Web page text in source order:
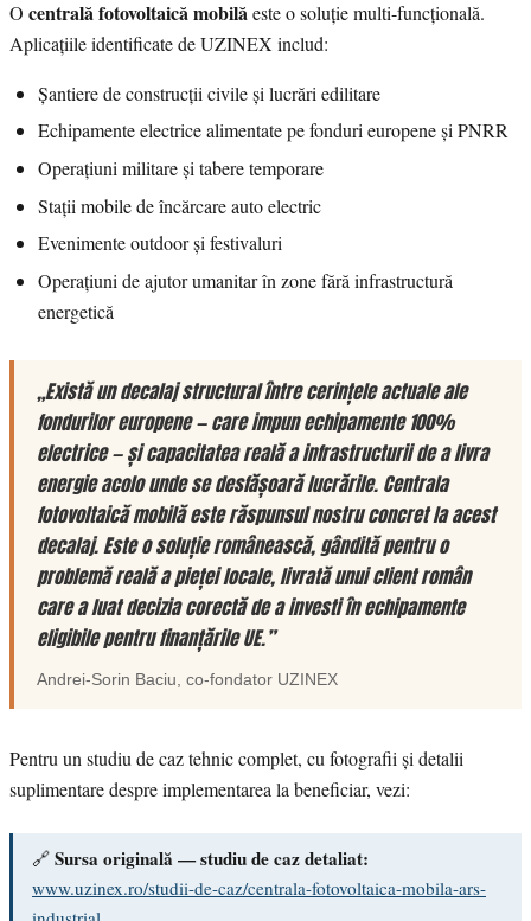
O centrală fotovoltaică mobilăeste o soluție multi-funcțională.
Aplicațiile identificate de UZINEX includ:
Șantiere de construcții civile și lucrări edilitare
Echipamente electrice alimentate pe fonduri europene și PNRR
Operațiuni militare și tabere temporare
Stații mobile de încărcare auto electric
Evenimente outdoor și festivaluri
Operațiuni de ajutor umanitar în zone fără infrastructură
energetică
„Există un decalaj structural între cerințele actuale ale
fondurilor europene — care impun echipamente 100%
electrice — și capacitatea reală a infrastructurii de a livra
energie acolo unde se desfășoară lucrările. Centrala
fotovoltaică mobilă este răspunsul nostru concret la acest
decalaj. Este o soluție românească, gândită pentru o
problemă reală a pieței locale, livrată unui client român
care a luat decizia corectă de a investi în echipamente
eligibile pentru finanțările UE.”
Andrei-Sorin Baciu, co-fondator UZINEX
Pentru un studiu de caz tehnic complet, cu fotografii și detalii
suplimentare despre implementarea la beneficiar, vezi:
🔗 Sursa originală — studiu de caz detaliat:
www.uzinex.ro/studii-de-caz/centrala-fotovoltaica-mobila-ars-